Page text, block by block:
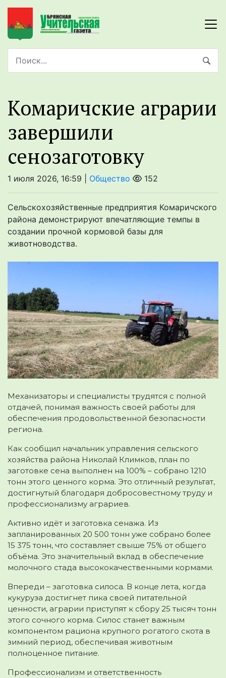
Комаричские аграрии
завершили
сенозаготовку
1 июля 2026, 16:59 | Общество 152
Сельскохозяйственные предприятия Комаричского
района демонстрируют впечатляющие темпы в
создании прочной кормовой базы для
животноводства.
Механизаторы и специалисты трудятся с полной
отдачей, понимая важность своей работы для
обеспечения продовольственной безопасности
региона.
Как сообщил начальник управления сельского
хозяйства района Николай Климков, план по
заготовке сена выполнен на 100% – собрано 1210
тонн этого ценного корма. Это отличный результат,
достигнутый благодаря добросовестному труду и
профессионализму аграриев.
Активно идёт и заготовка сенажа. Из
запланированных 20 500 тонн уже собрано более
15 375 тонн, что составляет свыше 75% от общего
объёма. Это значительный вклад в обеспечение
молочного стада высококачественными кормами.
Впереди – заготовка силоса. В конце лета, когда
кукуруза достигнет пика своей питательной
ценности, аграрии приступят к сбору 25 тысяч тонн
этого сочного корма. Силос станет важным
компонентом рациона крупного рогатого скота в
зимний период, обеспечивая животным
полноценное питание.
Профессионализм и ответственность